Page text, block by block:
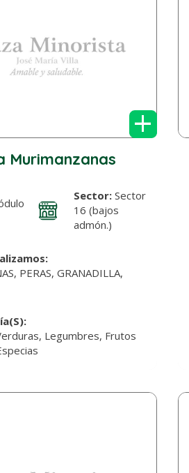
+
Murimanzanas
Sector: Sector
16 (bajos
admón.)
PERAS, GRANADILLA,
Legumbres, Frutos